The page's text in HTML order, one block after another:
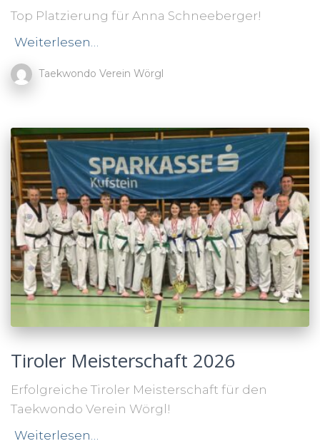
Top Platzierung für Anna Schneeberger!
Weiterlesen…
Taekwondo Verein Wörgl
Tiroler Meisterschaft 2026
Erfolgreiche Tiroler Meisterschaft für den
Taekwondo Verein Wörgl!
Weiterlesen…